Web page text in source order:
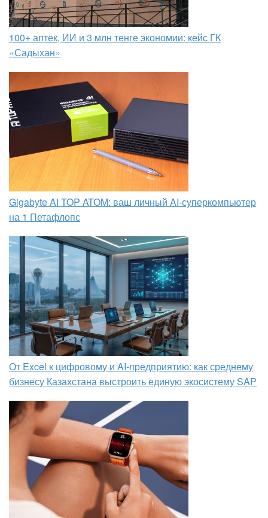
100+ аптек, ИИ и 3 млн тенге экономии: кейс ГК
«Садыхан»
Gigabyte AI TOP ATOM: ваш личный AI-суперкомпьютер
на 1 Петафлопс
От Excel к цифровому и AI‑предприятию: как среднему
бизнесу Казахстана выстроить единую экосистему SAP